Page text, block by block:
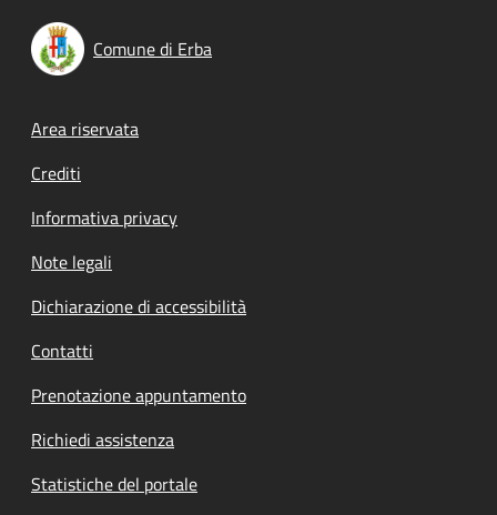
Comune di Erba
Footer menu
Area riservata
Crediti
Informativa privacy
Note legali
Dichiarazione di accessibilità
Contatti
Prenotazione appuntamento
Richiedi assistenza
Statistiche del portale